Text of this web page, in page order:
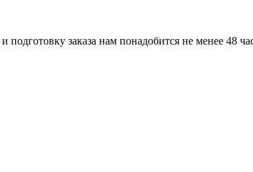
заказа нам понадобится не менее 48